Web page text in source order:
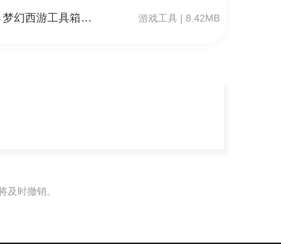
梦幻西游工具箱模拟器 游戏工具 | 8.42MB
时撤销。